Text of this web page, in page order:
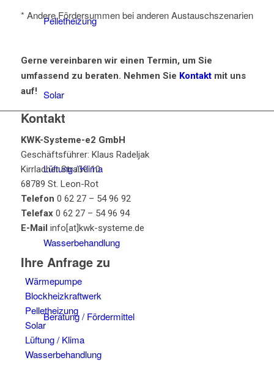
Pelletheizung
Solar
Lüftung / Klima
Wasserbehandlung
Beratung / Fördermittel
* Andere Fördersummen bei anderen Austauschszenarien
Gerne vereinbaren wir einen Termin, um Sie
umfassend zu beraten. Nehmen Sie Kontaktmit uns
auf!
Kontakt
KWK-Systeme-e2 GmbH
Geschäftsführer: Klaus Radeljak
Kirrlacher Straße 10
68789 St. Leon-Rot
Telefon 0 62 27 – 54 96 92
Telefax0 62 27 – 54 96 94
E-Mail info[at]kwk-systeme.de
Ihre Anfrage zu
Wärmepumpe
Blockheizkraftwerk
Pelletheizung
Solar
Lüftung / Klima
Wasserbehandlung